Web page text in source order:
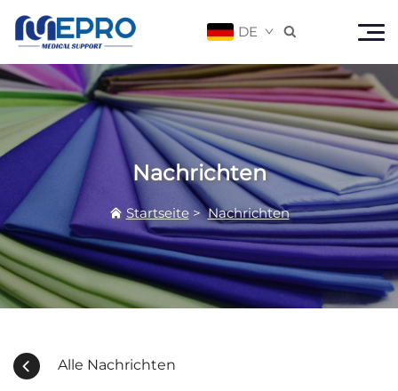
DE 
Nachrichten
Startseite>Nachrichten
Alle Nachrichten